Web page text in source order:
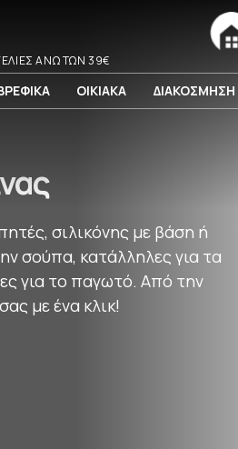
ΑΝΩ ΤΩΝ 39€
ΟΙΚΙΑΚΑ ΔΙΑΚΟΣΜΗΣΗ
σιλικόνης με βάση ή
σούπα, κατάλληλες για τα
για το παγωτό. Από την
με ένα κλικ!